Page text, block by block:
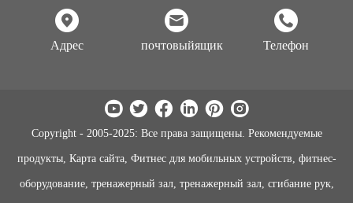
Адрес почтовыйящик Телефон
Copyright - 2005-2025: Все права защищены. Рекомендуемые
продукты, Карта сайта, Фитнес для мобильных устройств, фитнес-
оборудование, тренажерный зал, тренажерный зал, сгибание рук,